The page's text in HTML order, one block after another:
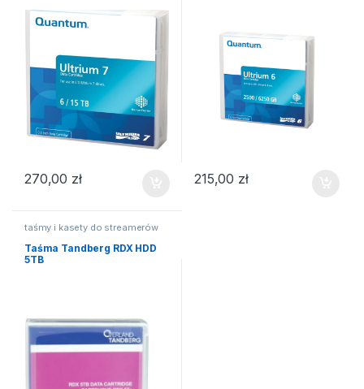
270,00 zł 215,00 zł
taśmy i kasety do streamerów
Taśma Tandberg RDX HDD
5TB